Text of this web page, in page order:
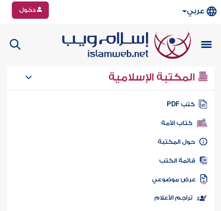
عربي دخول
المكتبة الإسلامية
كتب PDF
كتاب الأمة
المكتبة
الكتب
موضوعي